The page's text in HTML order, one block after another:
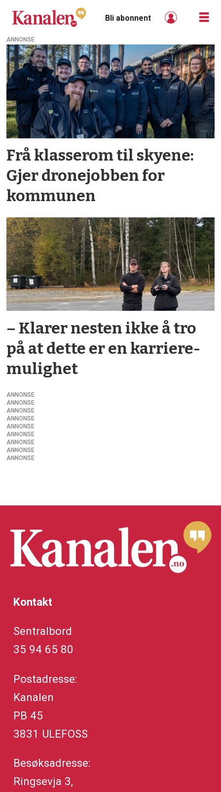
Bli abonnent
Tag:
dronefag
ANNONSE
Frå klasserom til skyene:
Gjer drone­jobben for
kommunen
– Klarer nesten ikke å tro
på at dette er en karriere­
mulighet
ANNONSE
ANNONSE
ANNONSE
ANNONSE
ANNONSE
ANNONSE
ANNONSE
ANNONSE
ANNONSE
Kontakt
Sentralbord
35 94 65 80
Postadresse:
Kanalen
PB 45
3831 ULEFOSS
Besøksadresse:
Ringsevja 3,